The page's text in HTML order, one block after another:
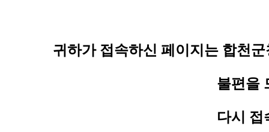
귀하가 접속하신 페이지는 합천
불편을
다시 접